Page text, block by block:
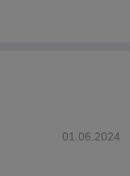
01.06.2024